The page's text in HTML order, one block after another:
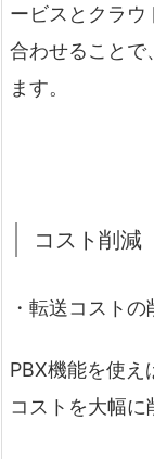
ービスとクラウ
合わせることで
ます。
コスト削減
・転送コストの
PBX機能を使え
コストを大幅に